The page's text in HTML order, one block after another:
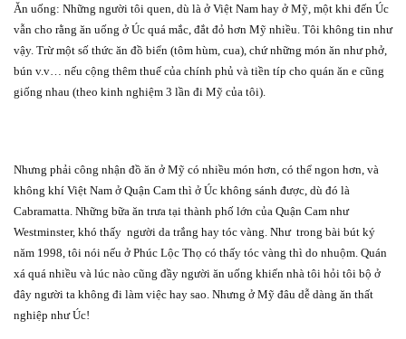
Ăn uống: Những người tôi quen, dù là ở Việt Nam hay ở Mỹ, một khi đến Úc
vẫn cho rằng ăn uống ở Úc quá mắc, đắt đỏ hơn Mỹ nhiều. Tôi không tin như
vậy. Trừ một số thức ăn đồ biển (tôm hùm, cua), chứ những món ăn như phở,
bún v.v… nếu cộng thêm thuế của chính phủ và tiền típ cho quán ăn e cũng
giống nhau (theo kinh nghiệm 3 lần đi Mỹ của tôi).
Nhưng phải công nhận đồ ăn ở Mỹ có nhiều món hơn, có thể ngon hơn, và
không khí Việt Nam ở Quận Cam thì ở Úc không sánh được, dù đó là
Cabramatta. Những bữa ăn trưa tại thành phố lớn của Quận Cam như
Westminster, khó thấy người da trắng hay tóc vàng. Như trong bài bút ký
năm 1998, tôi nói nếu ở Phúc Lộc Thọ có thấy tóc vàng thì do nhuộm. Quán
xá quá nhiều và lúc nào cũng đầy người ăn uống khiến nhà tôi hỏi tôi bộ ở
đây người ta không đi làm việc hay sao. Nhưng ở Mỹ đâu dễ dàng ăn thất
nghiệp như Úc!